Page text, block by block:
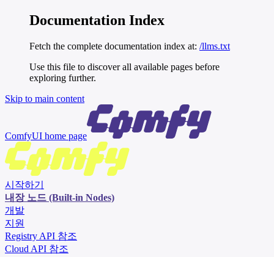
Documentation Index
Fetch the complete documentation index at: /llms.txt
Use this file to discover all available pages before
exploring further.
Skip to main content
ComfyUI home page
시작하기
내장 노드 (Built-in Nodes)
개발
지원
Registry API 참조
Cloud API 참조